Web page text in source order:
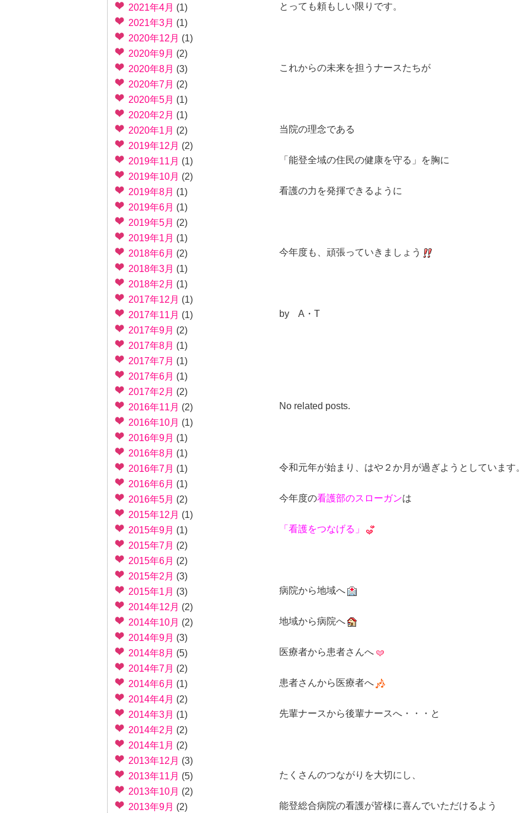
とっても頼もしい限りです。
これからの未来を担うナースたちが
当院の理念である
「能登全域の住民の健康を守る」を胸に
看護の力を発揮できるように
今年度も、頑張っていきましょう
by A・T
No related posts.
令和元年が始まり、はや２か月が過ぎようとしています。
今年度の看護部のスローガンは
「看護をつなげる」
病院から地域へ
地域から病院へ
医療者から患者さんへ
患者さんから医療者へ
先輩ナースから後輩ナースへ・・・と
たくさんのつながりを大切にし、
能登総合病院の看護が皆様に喜んでいただけるよう
2021年4月 (1)
2021年3月 (1)
2020年12月 (1)
2020年9月 (2)
2020年8月 (3)
2020年7月 (2)
2020年5月 (1)
2020年2月 (1)
2020年1月 (2)
2019年12月 (2)
2019年11月 (1)
2019年10月 (2)
2019年8月 (1)
2019年6月 (1)
2019年5月 (2)
2019年1月 (1)
2018年6月 (2)
2018年3月 (1)
2018年2月 (1)
2017年12月 (1)
2017年11月 (1)
2017年9月 (2)
2017年8月 (1)
2017年7月 (1)
2017年6月 (1)
2017年2月 (2)
2016年11月 (2)
2016年10月 (1)
2016年9月 (1)
2016年8月 (1)
2016年7月 (1)
2016年6月 (1)
2016年5月 (2)
2015年12月 (1)
2015年9月 (1)
2015年7月 (2)
2015年6月 (2)
2015年2月 (3)
2015年1月 (3)
2014年12月 (2)
2014年10月 (2)
2014年9月 (3)
2014年8月 (5)
2014年7月 (2)
2014年6月 (1)
2014年4月 (2)
2014年3月 (1)
2014年2月 (2)
2014年1月 (2)
2013年12月 (3)
2013年11月 (5)
2013年10月 (2)
2013年9月 (2)